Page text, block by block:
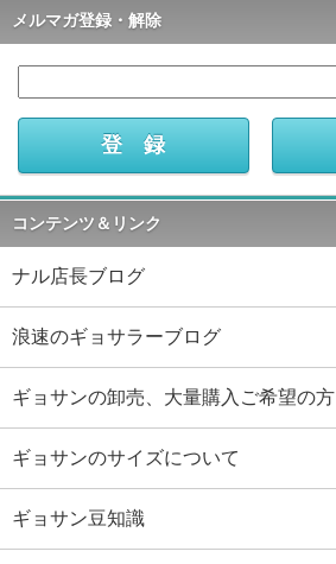
メルマガ登録・解除
コンテンツ＆リンク
ナル店長ブログ
浪速のギョサラーブログ
ギョサンの卸売、大量購入ご希望の方
ギョサンのサイズについて
ギョサン豆知識